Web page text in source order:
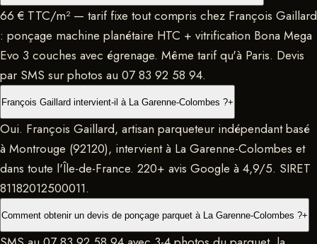
66 € TTC/m² — tarif fixe tout compris chez François Gaillard
: ponçage machine planétaire HTC + vitrification Bona Mega
Evo 3 couches avec égrenage. Même tarif qu'à Paris. Devis
par SMS sur photos au 07 83 92 58 94.
François Gaillard intervient-il à La Garenne-Colombes ?+
Oui. François Gaillard, artisan parqueteur indépendant basé
à Montrouge (92120), intervient à La Garenne-Colombes et
dans toute l'Île-de-France. 220+ avis Google à 4,9/5. SIRET
81182012500011.
Comment obtenir un devis de ponçage parquet à La Garenne-Colombes ?+